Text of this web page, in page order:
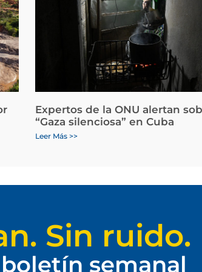
Expertos de la ONU alertan
“Gaza silenciosa” en Cuba
Leer Más >>
Sin ruido.
semanal